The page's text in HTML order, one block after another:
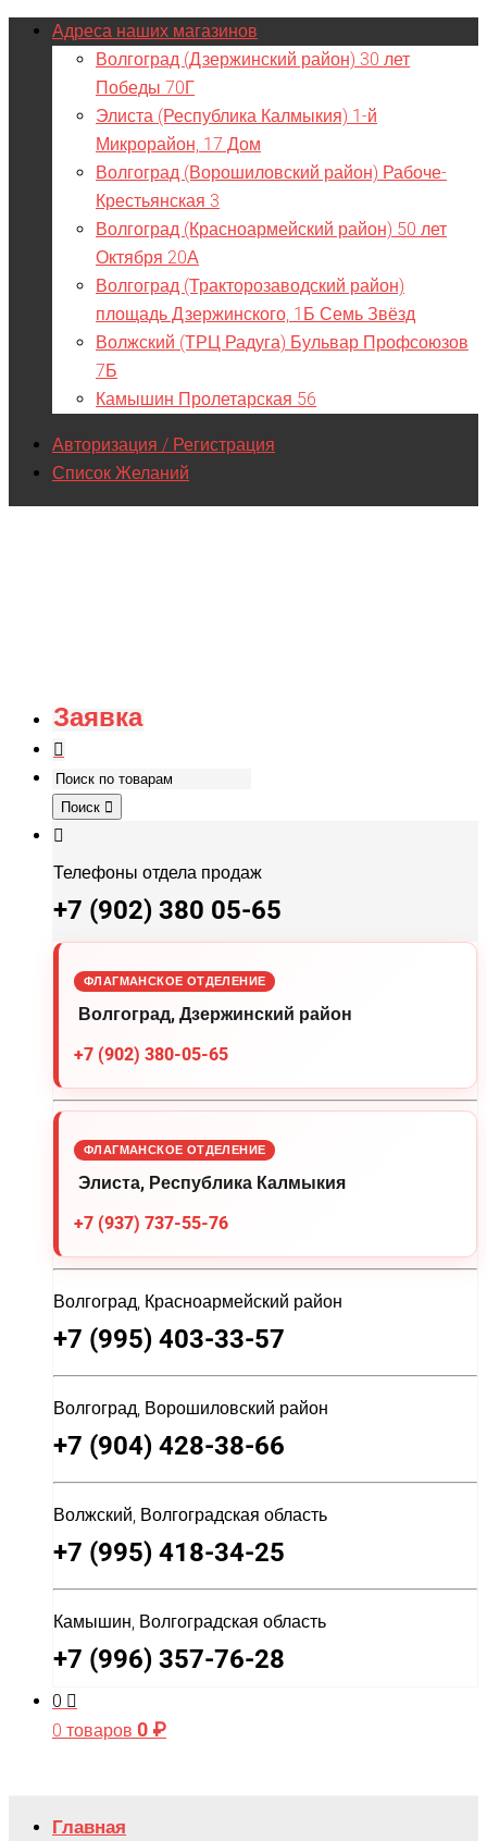
Адреса наших магазинов
Волгоград (Дзержинский район) 30 лет
Победы 70Г
Элиста (Республика Калмыкия) 1-й
Микрорайон, 17 Дом
Волгоград (Ворошиловский район) Рабоче-
Крестьянская 3
Волгоград (Красноармейский район) 50 лет
Октября 20А
Волгоград (Тракторозаводский район)
площадь Дзержинского, 1Б Семь Звёзд
Волжский (ТРЦ Радуга) Бульвар Профсоюзов
7Б
Камышин Пролетарская 56
Авторизация / Регистрация
Список Желаний
Заявка
Поиск
Телефоны отдела продаж
+7 (902) 380 05-65
ФЛАГМАНСКОЕ ОТДЕЛЕНИЕ
Волгоград, Дзержинский район
+7 (902) 380-05-65
ФЛАГМАНСКОЕ ОТДЕЛЕНИЕ
Элиста, Республика Калмыкия
+7 (937) 737-55-76
Волгоград, Красноармейский район
+7 (995) 403-33-57
Волгоград, Ворошиловский район
+7 (904) 428-38-66
Волжский, Волгоградская область
+7 (995) 418-34-25
Камышин, Волгоградская область
+7 (996) 357-76-28
0
0 товаров 0 ₽
Главная